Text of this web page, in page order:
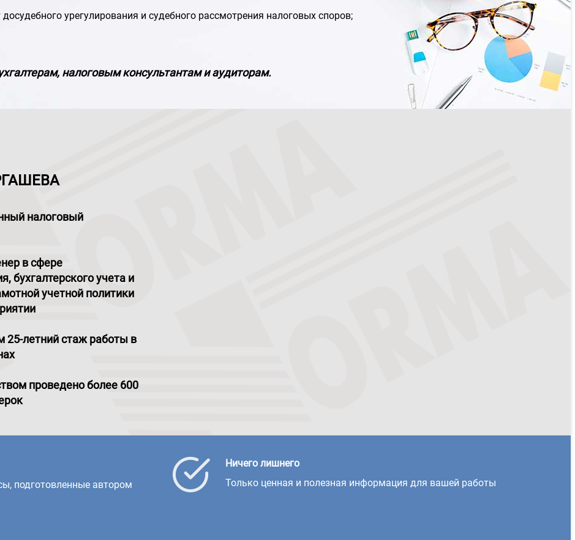
урегулирования и судебного рассмотрения налоговых споров;
налоговым консультантам и аудиторам.
налоговый
в сфере
бухгалтерского учета и
учетной политики
25-летний стаж работы в
проведено более 600
подготовленные автором
Ничего лишнего
Только ценная и полезная информация для вашей работы